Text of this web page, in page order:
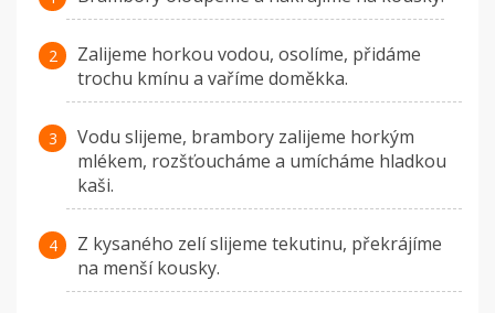
Zalijeme horkou vodou, osolíme, přidáme
trochu kmínu a vaříme doměkka.
Vodu slijeme, brambory zalijeme horkým
mlékem, rozšťoucháme a umícháme hladkou
kaši.
Z kysaného zelí slijeme tekutinu, překrájíme
na menší kousky.